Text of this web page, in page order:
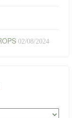
02/08/2024